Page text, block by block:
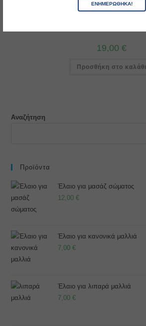
ΕΝΗΜΕΡΏΘΗΚΑ!
Προϊόντα για το σώμα
19,00 €
Προσθήκη στο καλάθι
Αναζήτηση
Προϊόντα
Έλαιο για μασάζ σώματος
12,00€
Έλαιο για κανονικά μαλλιά
7,00€
Έλαιο για λιπαρά μαλλιά
7,00€